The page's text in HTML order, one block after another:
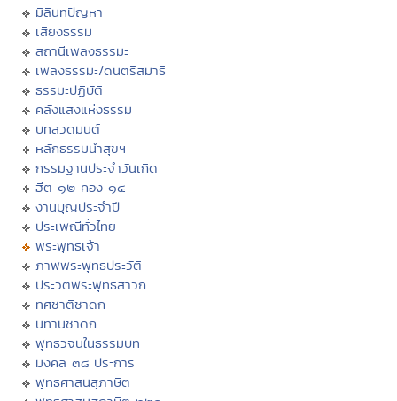
มิลินทปัญหา
เสียงธรรม
สถานีเพลงธรรมะ
เพลงธรรมะ/ดนตรีสมาธิ
ธรรมะปฏิบัติ
คลังแสงแห่งธรรม
บทสวดมนต์
หลักธรรมนำสุขฯ
กรรมฐานประจำวันเกิด
ฮีต ๑๒ คอง ๑๔
งานบุญประจำปี
ประเพณีทั่วไทย
พระพุทธเจ้า
ภาพพระพุทธประวัติ
ประวัติพระพุทธสาวก
ทศชาติชาดก
นิทานชาดก
พุทธวจนในธรรมบท
มงคล ๓๘ ประการ
พุทธศาสนสุภาษิต